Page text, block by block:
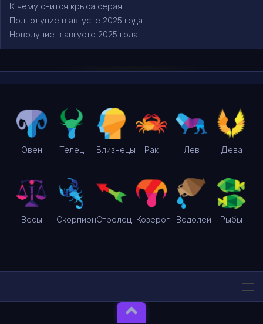
К чему снится крыса серая
Полнолуние в августе 2025 года
Новолуние в августе 2025 года
Овен Телец Близнецы Рак Лев Дева
Весы СкорпионСтрелец Козерог Водолей Рыбы